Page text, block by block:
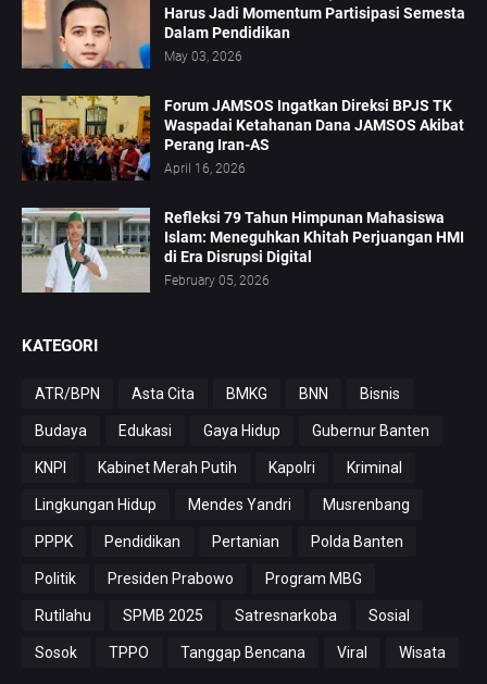
Harus Jadi Momentum Partisipasi Semesta
Dalam Pendidikan
May 03, 2026
Forum JAMSOS Ingatkan Direksi BPJS TK
Waspadai Ketahanan Dana JAMSOS Akibat
Perang Iran-AS
April 16, 2026
Refleksi 79 Tahun Himpunan Mahasiswa
Islam: Meneguhkan Khitah Perjuangan HMI
di Era Disrupsi Digital
February 05, 2026
KATEGORI
ATR/BPN Asta Cita BMKG BNN Bisnis
Budaya Edukasi Gaya Hidup Gubernur Banten
KNPI Kabinet Merah Putih Kapolri Kriminal
Lingkungan Hidup Mendes Yandri Musrenbang
PPPK Pendidikan Pertanian Polda Banten
Politik Presiden Prabowo Program MBG
Rutilahu SPMB 2025 Satresnarkoba Sosial
Sosok TPPO Tanggap Bencana Viral Wisata